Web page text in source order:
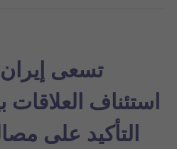
تسعى
استئناف العلاقات
التأكيد على